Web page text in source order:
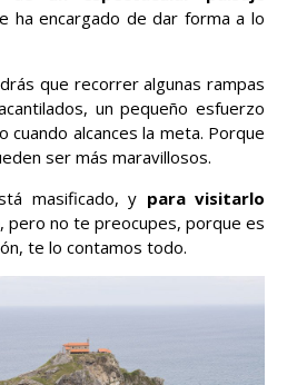
ha encargado de dar forma a lo
que recorrer algunas rampas
un pequeño esfuerzo
cuando alcances la meta. Porque
ser más maravillosos.
masificado, y para visitarlo
, pero no te preocupes, porque es
te lo contamos todo.